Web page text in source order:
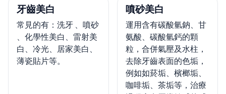
牙齒美白
常見的有：洗牙 、噴砂
、化學性美白、雷射美
白、冷光、居家美白、
薄瓷貼片等。
噴砂美白
運用含有碳酸氫鈉、甘
氨酸、碳酸氫鈣的顆
粒，合併氣壓及水柱，
去除牙齒表面的色垢，
例如如菸垢、檳榔垢、
咖啡垢、茶垢等，治療